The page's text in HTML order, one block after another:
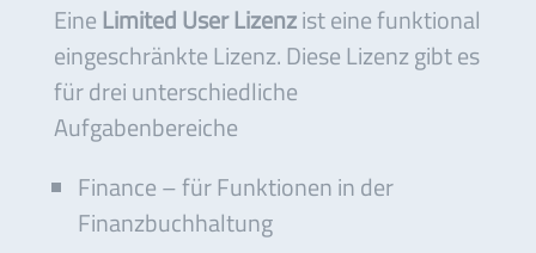
EineLimited User Lizenzist eine funktional
eingeschränkte Lizenz. Diese Lizenz gibt es
für drei unterschiedliche
Aufgabenbereiche
Finance – für Funktionen in der
Finanzbuchhaltung